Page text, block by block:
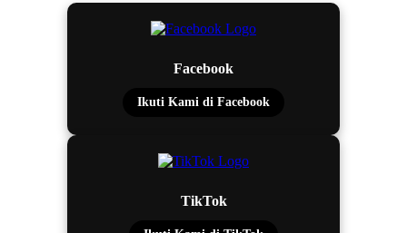
Facebook
Ikuti Kami di Facebook
TikTok